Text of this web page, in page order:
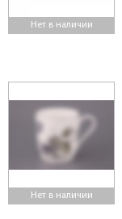
Нет в наличии
Нет в наличии